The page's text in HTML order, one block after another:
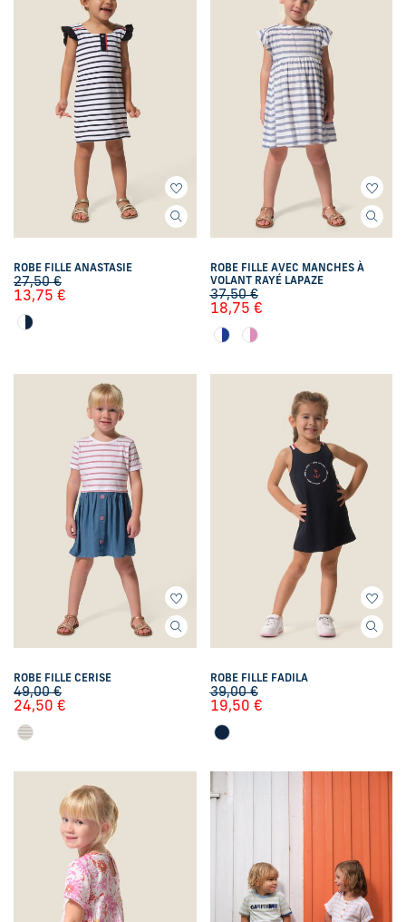
ROBE FILLE ANASTASIE
27,50€
13,75 €
ROBE FILLE AVEC MANCHES À
VOLANT RAYÉ LAPAZE
37,50€
18,75 €
ROBE FILLE CERISE
49,00€
24,50 €
ROBE FILLE FADILA
39,00€
19,50 €